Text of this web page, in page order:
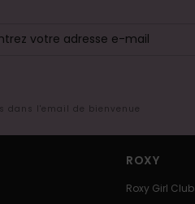
dans l'email de bienvenue
ROXY
Roxy Girl Club